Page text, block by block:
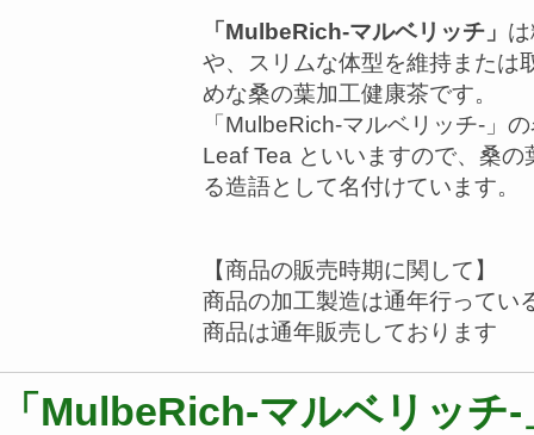
「MulbeRich-マルベリッチ」
や、スリムな体型を維持または
めな桑の葉加工健康茶です。
「MulbeRich-マルベリッチ-」
Leaf Tea といいますので、桑
る造語として名付けています。
【商品の販売時期に関して】
商品の加工製造は通年行ってい
商品は通年販売しております
「MulbeRich-マルベリッチ